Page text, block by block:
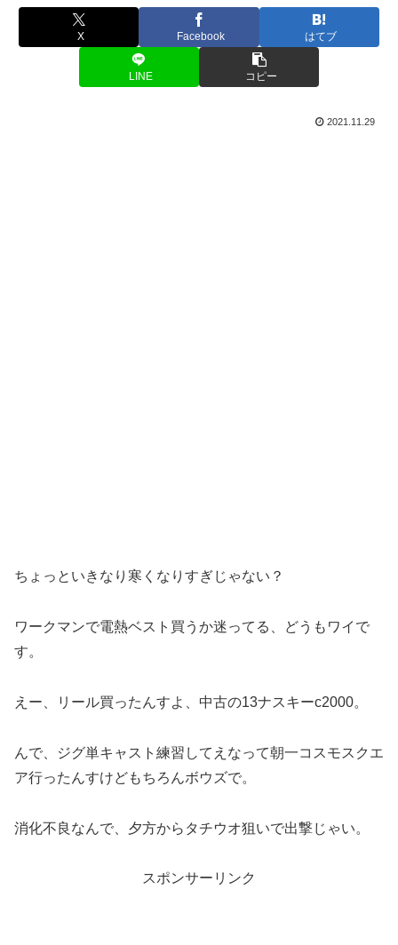
X Facebook はてブ
LINE コピー
2021.11.29
ちょっといきなり寒くなりすぎじゃない？
ワークマンで電熱ベスト買うか迷ってる、どうもワイで
す。
えー、リール買ったんすよ、中古の13ナスキーc2000。
んで、ジグ単キャスト練習してえなって朝一コスモスクエ
ア行ったんすけどもちろんボウズで。
消化不良なんで、夕方からタチウオ狙いで出撃じゃい。
スポンサーリンク